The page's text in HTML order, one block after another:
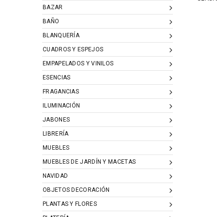
BAZAR
BAÑO
BLANQUERÍA
CUADROS Y ESPEJOS
EMPAPELADOS Y VINILOS
ESENCIAS
FRAGANCIAS
ILUMINACIÓN
JABONES
LIBRERÍA
MUEBLES
MUEBLES DE JARDÍN Y MACETAS
NAVIDAD
OBJETOS DECORACIÓN
PLANTAS Y FLORES